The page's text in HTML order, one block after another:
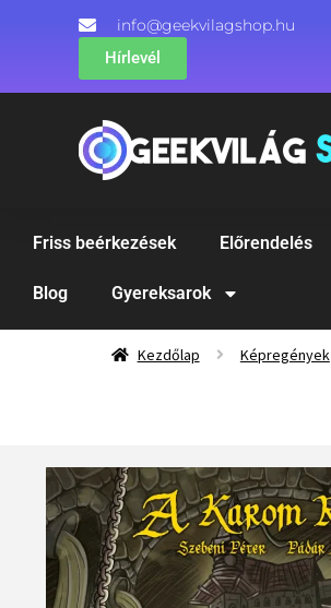
info@geekvilagshop.hu
Hírlevél
Friss beérkezések Előrendelés
Blog Gyereksarok
Kezdőlap Képregények